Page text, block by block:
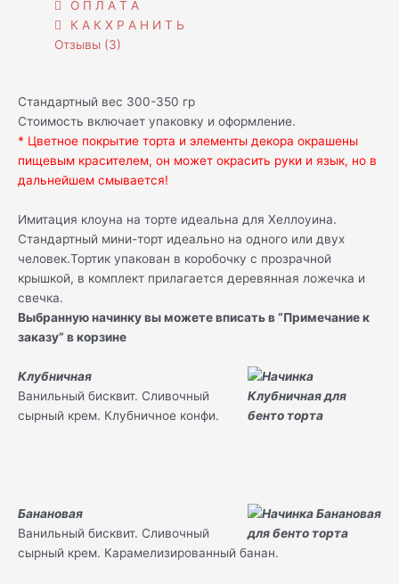
О П Л А Т А
К А К Х Р А Н И Т Ь
Отзывы (3)
Стандартный вес 300-350 гр
Стоимость включает упаковку и оформление.
* Цветное покрытие торта и элементы декора окрашены
пищевым красителем, он может окрасить руки и язык, но в
дальнейшем смывается!
Имитация клоуна на торте идеальна для Хеллоуина.
Стандартный мини-торт идеально на одного или двух
человек.Тортик упакован в коробочку с прозрачной
крышкой, в комплект прилагается деревянная ложечка и
свечка.
Выбранную начинку вы можете вписать в “Примечание к
заказу” в корзине
Клубничная
Ванильный бисквит. Сливочный
сырный крем. Клубничное конфи.
Банановая
Ванильный бисквит. Сливочный
сырный крем. Карамелизированный банан.